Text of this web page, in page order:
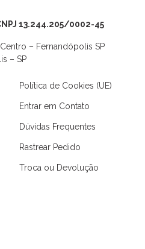
13.244.205/0002-45
– Fernandópolis SP
– SP
Política de Cookies (UE)
Entrar em Contato
Dúvidas Frequentes
Rastrear Pedido
Troca ou Devolução